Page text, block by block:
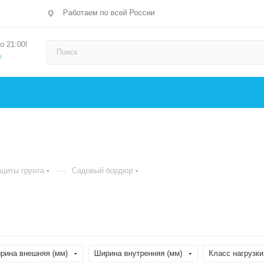
Работаем по всей России
21:00!
грунта — Садовый бордюр
внешняя (мм) Ширина внутренняя (мм) Класс нагрузки